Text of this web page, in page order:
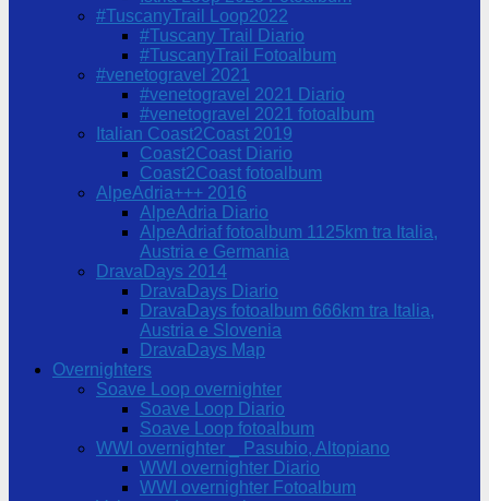
#TuscanyTrail Loop2022
#Tuscany Trail Diario
#TuscanyTrail Fotoalbum
#venetogravel 2021
#venetogravel 2021 Diario
#venetogravel 2021 fotoalbum
Italian Coast2Coast 2019
Coast2Coast Diario
Coast2Coast fotoalbum
AlpeAdria+++ 2016
AlpeAdria Diario
AlpeAdriaf fotoalbum 1125km tra Italia,
Austria e Germania
DravaDays 2014
DravaDays Diario
DravaDays fotoalbum 666km tra Italia,
Austria e Slovenia
DravaDays Map
Overnighters
Soave Loop overnighter
Soave Loop Diario
Soave Loop fotoalbum
WWI overnighter _ Pasubio, Altopiano
WWI overnighter Diario
WWI overnighter Fotoalbum